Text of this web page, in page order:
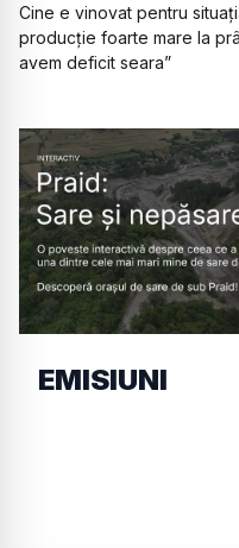
Cine e vinovat pentru
producție foarte mare la
avem deficit seara”
EMISIUNI